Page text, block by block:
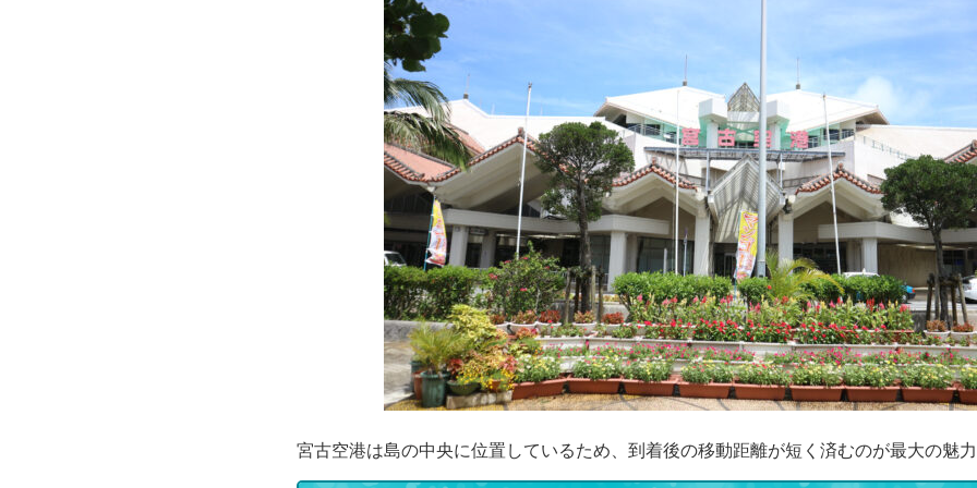
宮古空港は島の中央に位置しているため、到着後の移動距離が短く済むのが最大の魅